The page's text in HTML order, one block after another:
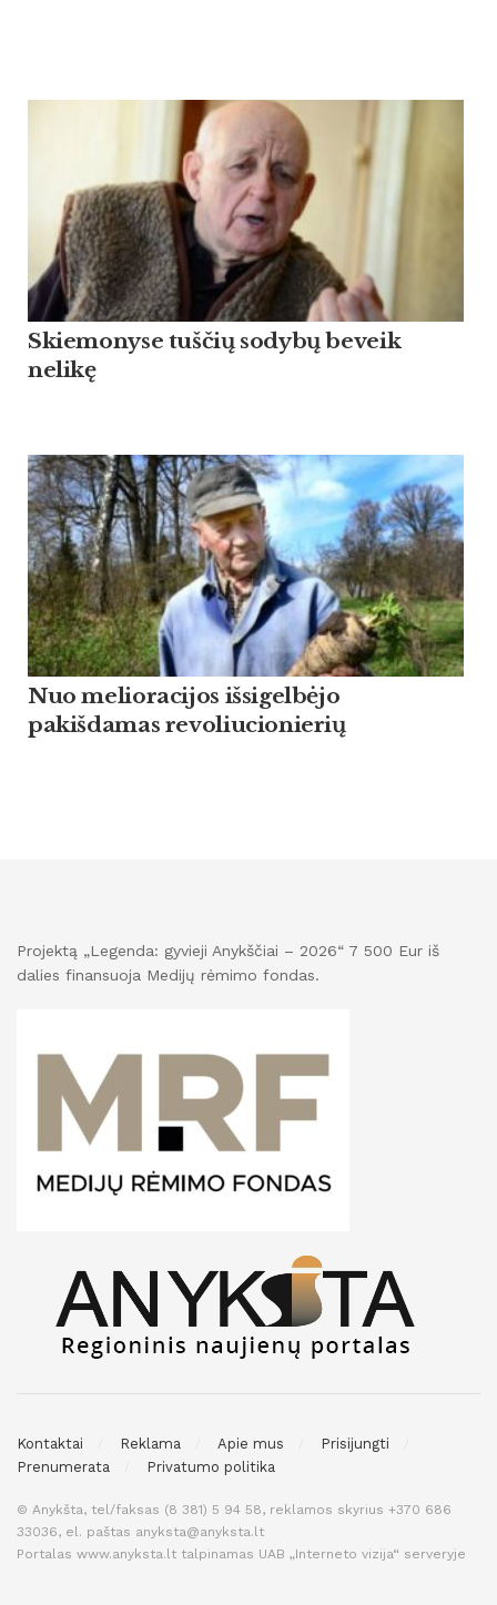
Skiemonyse tuščių sodybų beveik
nelikę
Nuo melioracijos išsigelbėjo
pakišdamas revoliucionierių
Projektą „Legenda: gyvieji Anykščiai – 2026“ 7 500 Eur iš
dalies finansuoja Medijų rėmimo fondas.
Kontaktai Reklama Apie mus
Prisijungti
Prenumerata
Privatumo politika
© Anykšta, tel/faksas (8 381) 5 94 58, reklamos skyrius +370 686
33036, el. paštas anyksta@anyksta.lt
Portalas www.anyksta.lt talpinamas UAB „Interneto vizija“ serveryje